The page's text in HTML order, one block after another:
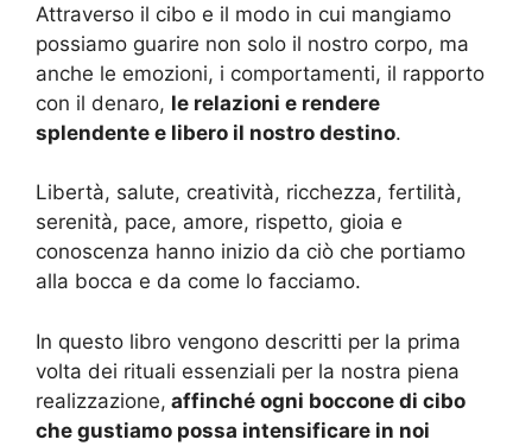
Attraverso il cibo e il modo in cui mangiamo
possiamo guarire non solo il nostro corpo, ma
anche le emozioni, i comportamenti, il rapporto
con il denaro, le relazioni e rendere
splendente e libero il nostro destino.
Libertà, salute, creatività, ricchezza, fertilità,
serenità, pace, amore, rispetto, gioia e
conoscenza hanno inizio da ciò che portiamo
alla bocca e da come lo facciamo.
In questo libro vengono descritti per la prima
volta dei rituali essenziali per la nostra piena
realizzazione, affinché ogni boccone di cibo
che gustiamo possa intensificare in noi